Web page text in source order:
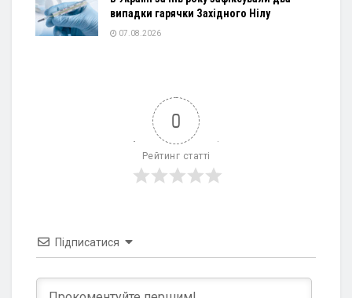
випадки гарячки Західного Нілу
07.08.2026
0
Рейтинг статті
Підписатися